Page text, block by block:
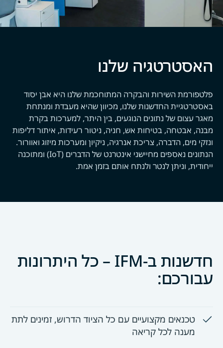
האסטרטגיה שלנו
פלטפורמת השירות והבקרה המתוחכמתשלנו היא אבן יסוד
באסטרטגיית החדשנות שלנו, מכיוון שהיא מעבדת ומנתחת
מאגר עצום של נתונים הנוגעים, בין היתר, למערכות בקרת
מבנה, אבטחה, בטיחות אש, חניה, ניטור רעידות, איתור דליפות
ונזקי מים, הדברה, צריכת אנרגיה, ניקיון ומערכות מיזוג ואוורור.
הנתונים נאספים מחיישני אינטרנט של הדברים (IoT) ומתוכנה
ייחודית, וניתן לנטר ולנתח אותם בזמן אמת.
חדשנות ב-IFM – כל היתרונות
עבורכם:
טכנאים מקצועיים עם כל הציוד הדרוש, זמינים לתת
מענה לכל קריאה